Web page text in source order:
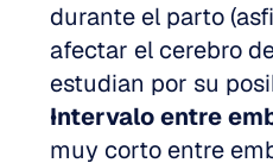
durante el parto
afectar el cerebro
estudian por su
Intervalo entre
muy corto entre